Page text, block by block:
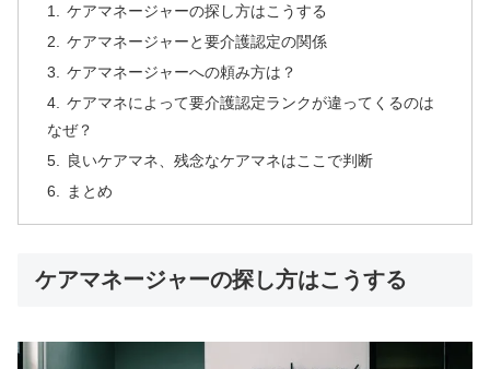
ケアマネージャーの探し方はこうする
ケアマネージャーと要介護認定の関係
ケアマネージャーへの頼み方は？
ケアマネによって要介護認定ランクが違ってくるのは
なぜ？
良いケアマネ、残念なケアマネはここで判断
まとめ
ケアマネージャーの探し方はこうする